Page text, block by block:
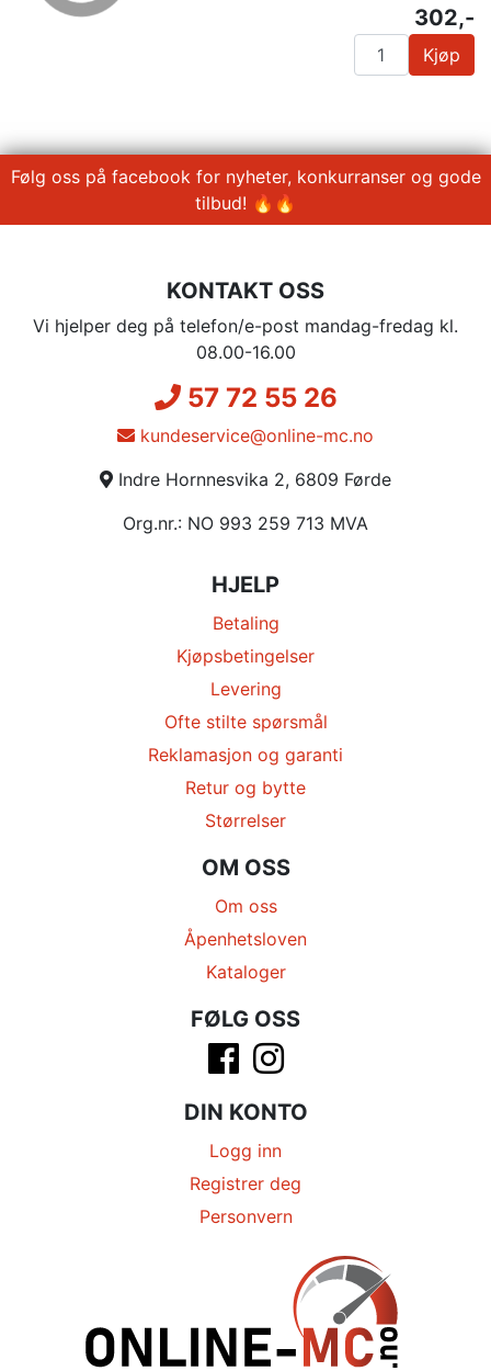
302,-
Kjøp
Følg oss på facebook for nyheter, konkurranser og gode
tilbud! 🔥🔥
KONTAKT OSS
Vi hjelper deg på telefon/e-post mandag-fredag kl.
08.00-16.00
57 72 55 26
kundeservice@online-mc.no
Indre Hornnesvika 2, 6809 Førde
Org.nr.: NO 993 259 713 MVA
HJELP
Betaling
Kjøpsbetingelser
Levering
Ofte stilte spørsmål
Reklamasjon og garanti
Retur og bytte
Størrelser
OM OSS
Om oss
Åpenhetsloven
Kataloger
FØLG OSS
DIN KONTO
Logg inn
Registrer deg
Personvern